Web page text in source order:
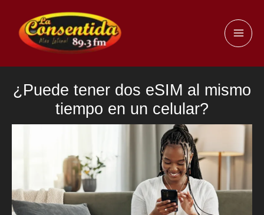
contenido
¿Puede tener dos eSIM al mismo
tiempo en un celular?